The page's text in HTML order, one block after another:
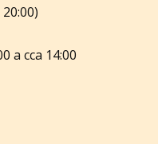
a cca 14:00